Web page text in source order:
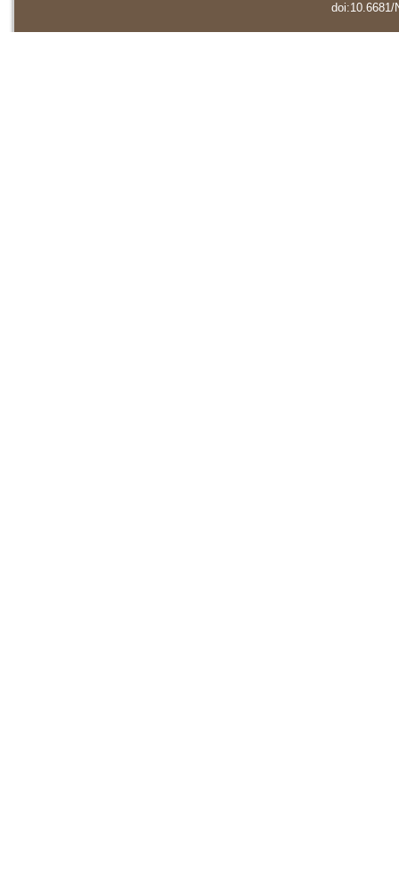
doi:10.6681/